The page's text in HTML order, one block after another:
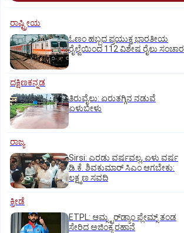
ರಾಷ್ಟ್ರೀಯ
ಓಣಂ ಹಬ್ಬದ ಪ್ರಯುಕ್ತ ಭಾರತೀಯ
ರೈಲ್ವೆಯಿಂದ 112 ವಿಶೇಷ ರೈಲು ಸಂಚಾರ
ದಕ್ಷಿಣಕನ್ನಡ
ತಿರುವೈಲು: ಏರುತಗ್ಗಿನ ನಡುವೆ
ಏಳುಬೀಳು
ರಾಜ್ಯ
Sirsi: ಎರಡು ವರ್ಷವಲ್ಲ, ಏಳು ವರ್ಷ
ಡಿ.ಕೆ. ಶಿವಕುಮಾರ್ ಸಿಎಂ ಆಗಬೇಕು:
ಲಕ್ಷ್ಮಣ ಸವದಿ
ಕ್ರೀಡೆ
ETPL: ಆಮ್ಸ್ಟರ್‌ಡ್ಯಾಂ ಫ್ಲೇಮ್ಸ್‌ ತಂಡ
ಸೇರಿದ ಅಜಿಂಕ್ಯ ರಹಾನೆ